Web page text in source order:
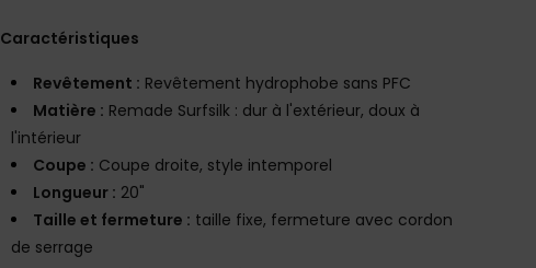
Caractéristiques
Revêtement : Revêtement hydrophobe sans PFC
Matière : Remade Surfsilk : dur à l'extérieur, doux à
l'intérieur
Coupe : Coupe droite, style intemporel
Longueur : 20"
Taille et fermeture : taille fixe, fermeture avec cordon
de serrage